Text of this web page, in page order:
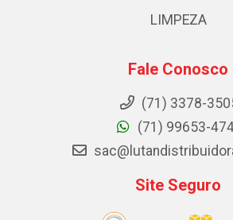
LIMPEZA
Fale Conosco
(71) 3378-
(71) 99653-
Site Seguro